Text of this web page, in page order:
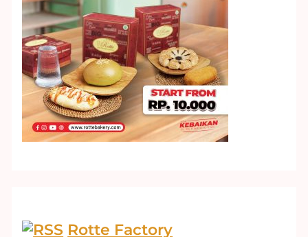
Rotte Factory